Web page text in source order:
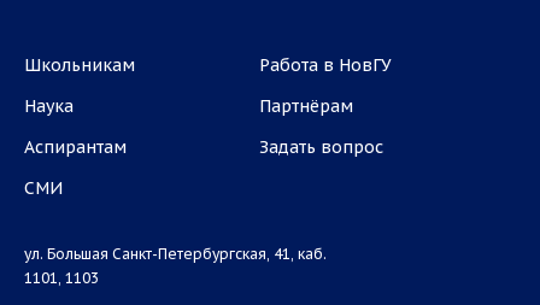
Школьникам
Наука
Аспирантам
СМИ
Работа в НовГУ
Партнёрам
Задать вопрос
ул. Большая Санкт-Петербургская, 41, каб.
1101, 1103